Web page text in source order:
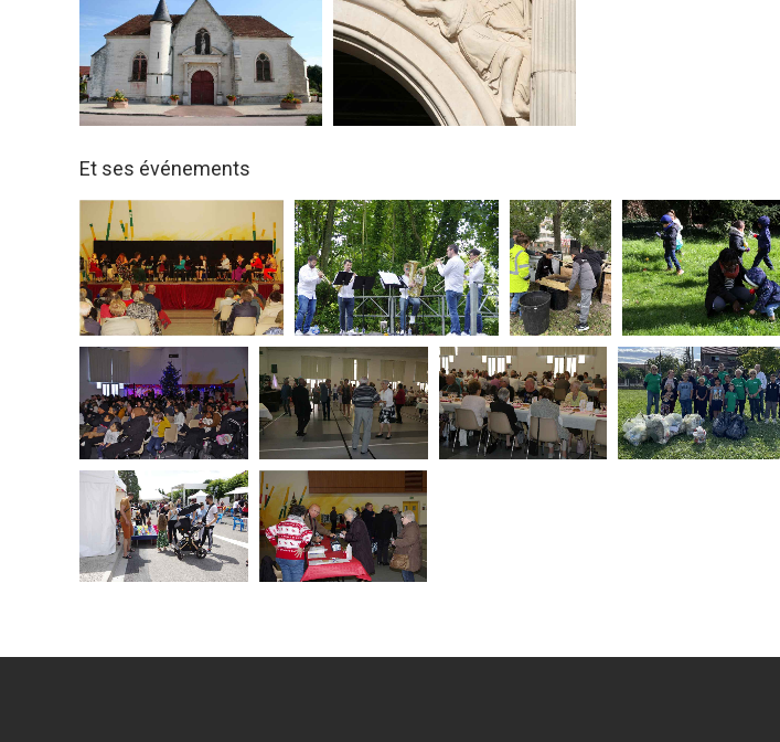
Et ses événements